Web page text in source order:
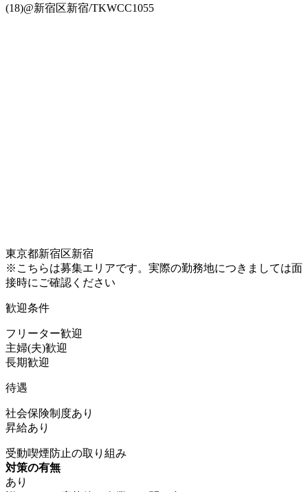
(18)@新宿区新宿/TKWCC1055
東京都新宿区新宿
※こちらは募集エリアです。実際の勤務地につきましては面
接時にご確認ください
歓迎条件
フリーター歓迎
主婦(夫)歓迎
長期歓迎
待遇
社会保険制度あり
昇給あり
受動喫煙防止の取り組み
対策の有無
あり